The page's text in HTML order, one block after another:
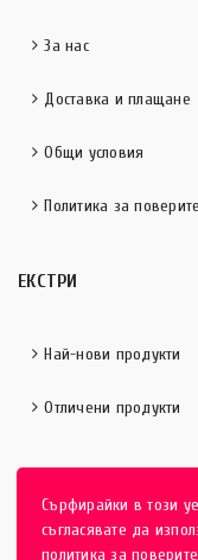
Сърфирайки в този
съгласявате да
политика за
За нас
Доставка и плащане
Общи условия
Политика за
ЕКСТРИ
Най-нови продукти
Отличени продукти